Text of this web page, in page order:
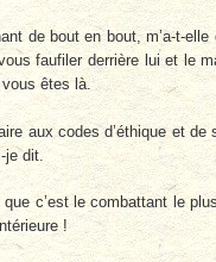
de bout en bout, m’a-t-elle
faufiler derrière lui et le
vous êtes là.
aux codes d’éthique et de
je dit.
c’est le combattant le
!